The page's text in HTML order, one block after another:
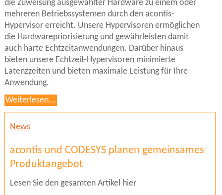
die Zuweisung ausgewählter Hardware zu einem oder
mehreren Betriebssystemen durch den acontis-
Hypervisor erreicht. Unsere Hypervisoren ermöglichen
die Hardwarepriorisierung und gewährleisten damit
auch harte Echtzeitanwendungen. Darüber hinaus
bieten unsere Echtzeit-Hypervisoren minimierte
Latenzzeiten und bieten maximale Leistung für Ihre
Anwendung.
Weiterlesen...
News
acontis und CODESYS planen gemeinsames
Produktangebot
Lesen Sie den gesamten Artikel hier